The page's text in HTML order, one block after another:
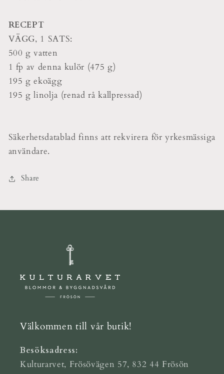
RECEPT
VÄGG, 1 SATS:
500 g vatten
1 fp av denna kulör (475 g)
195 g ekoägg
195 g linolja (renad rå kallpressad)
Säkerhetsdatablad finns att rekvirera för yrkesmässiga
användare.
Share
Välkommen till vår butik!
Besöksadress:
Kulturarvet, Frösövägen 57, 832 44 Frösön